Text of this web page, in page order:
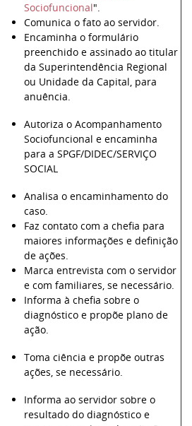
Sociofuncional".
Comunica o fato ao servidor.
Encaminha o formulário
preenchido e assinado ao titular
da Superintendência Regional
ou Unidade da Capital, para
anuência.
Autoriza o Acompanhamento
Sociofuncional e encaminha
para a SPGF/DIDEC/SERVIÇO
SOCIAL
Analisa o encaminhamento do
caso.
Faz contato com a chefia para
maiores informações e definição
de ações.
Marca entrevista com o servidor
e com familiares, se necessário.
Informa à chefia sobre o
diagnóstico e propõe plano de
ação.
Toma ciência e propõe outras
ações, se necessário.
Informa ao servidor sobre o
resultado do diagnóstico e